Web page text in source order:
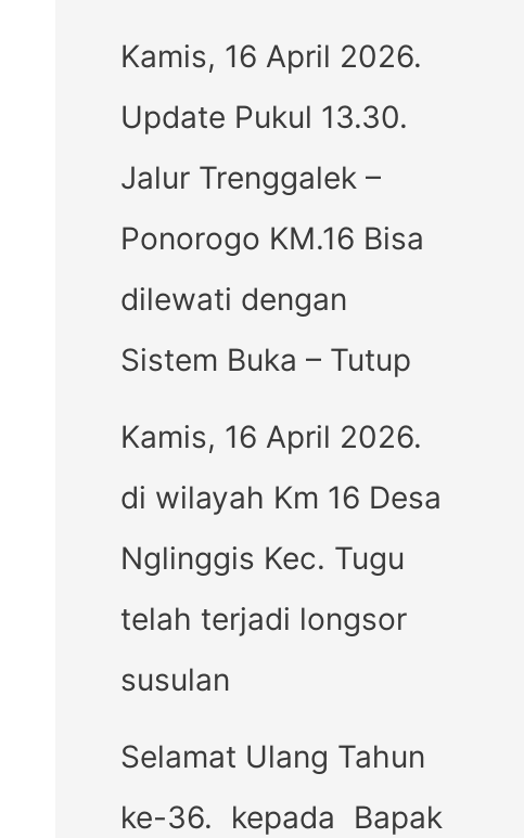
Kamis, 16 April 2026.
Update Pukul 13.30.
Jalur Trenggalek –
Ponorogo KM.16 Bisa
dilewati dengan
Sistem Buka – Tutup
Kamis, 16 April 2026.
di wilayah Km 16 Desa
Nglinggis Kec. Tugu
telah terjadi longsor
susulan
Selamat Ulang Tahun
ke-36. kepada Bapak